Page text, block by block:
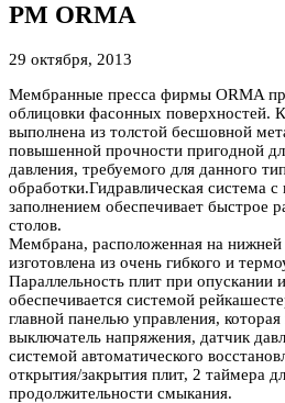
PM ORMA
29 октября, 2013
Мембранные пресса фирмы ORMA
облицовки фасонных поверхностей.
выполнена из толстой бесшовной
повышенной прочности пригодной
давления, требуемого для данного
обработки.Гидравлическая система
заполнением обеспечивает быстрое
столов.
Мембрана, расположенная на
изготовлена из очень гибкого и
Параллельность плит при опускании
обеспечивается системой
главной панелью управления,
выключатель напряжения, датчик
системой автоматического
открытия/закрытия плит, 2 таймера
продолжительности смыкания.